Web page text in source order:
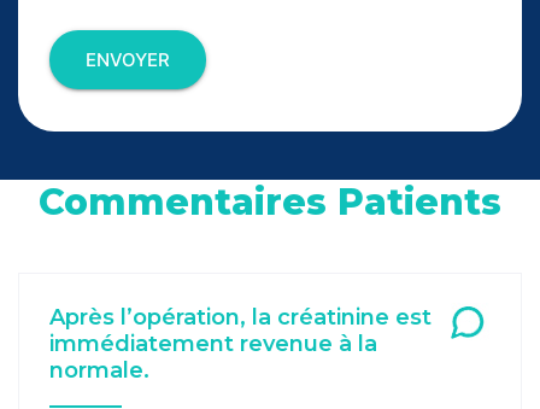
ENVOYER
Commentaires Patients
Après l’opération, la créatinine est
immédiatement revenue à la
normale.